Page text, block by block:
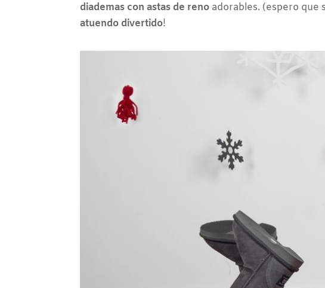
diademas con astas de reno adorables. (espero que
atuendo divertido!